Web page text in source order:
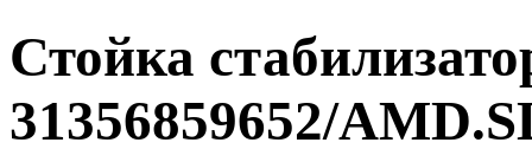
Стойка
31356859652/